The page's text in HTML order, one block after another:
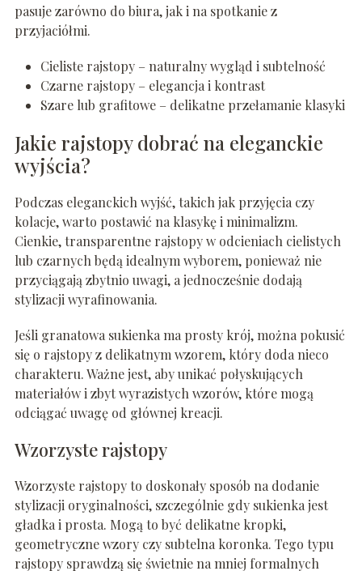
pasuje zarówno do biura, jak i na spotkanie z
przyjaciółmi.
Cieliste rajstopy – naturalny wygląd i subtelność
Czarne rajstopy – elegancja i kontrast
Szare lub grafitowe – delikatne przełamanie klasyki
Jakie rajstopy dobrać na eleganckie
wyjścia?
Podczas eleganckich wyjść, takich jak przyjęcia czy
kolacje, warto postawić na klasykę i minimalizm.
Cienkie, transparentne rajstopy w odcieniach cielistych
lub czarnych będą idealnym wyborem, ponieważ nie
przyciągają zbytnio uwagi, a jednocześnie dodają
stylizacji wyrafinowania.
Jeśli granatowa sukienka ma prosty krój, można pokusić
się o rajstopy z delikatnym wzorem, który doda nieco
charakteru. Ważne jest, aby unikać połyskujących
materiałów i zbyt wyrazistych wzorów, które mogą
odciągać uwagę od głównej kreacji.
Wzorzyste rajstopy
Wzorzyste rajstopy to doskonały sposób na dodanie
stylizacji oryginalności, szczególnie gdy sukienka jest
gładka i prosta. Mogą to być delikatne kropki,
geometryczne wzory czy subtelna koronka. Tego typu
rajstopy sprawdzą się świetnie na mniej formalnych